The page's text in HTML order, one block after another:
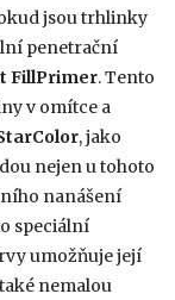
jsou trhlinky
penetrační
FillPrimer. Tento
v omítce a
, jako
nejen u tohoto
nanášení
speciální
umožňuje její
nemalou